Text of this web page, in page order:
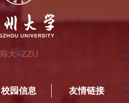
校园信息 友情链接